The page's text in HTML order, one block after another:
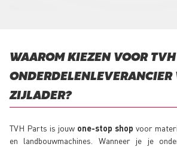
WAAROM KIEZEN VOOR
ONDERDELENLEVERANCIER
ZIJLADER?
TVH Parts is jouw one-stop shop voor
en landbouwmachines. Wanneer je je